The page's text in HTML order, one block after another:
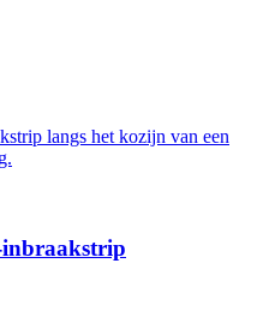
inbraakstrip